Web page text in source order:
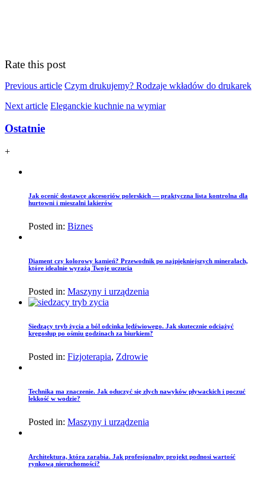
Rate this post
Previous article Czym drukujemy? Rodzaje wkładów do drukarek
Next article Eleganckie kuchnie na wymiar
Ostatnie
+
Jak ocenić dostawcę akcesoriów polerskich — praktyczna lista kontrolna dla
hurtowni i mieszalni lakierów
Posted in: Biznes
Diament czy kolorowy kamień? Przewodnik po najpiękniejszych minerałach,
które idealnie wyrażą Twoje uczucia
Posted in: Maszyny i urządzenia
Siedzący tryb życia a ból odcinka lędźwiowego. Jak skutecznie odciążyć
kręgosłup po ośmiu godzinach za biurkiem?
Posted in: Fizjoterapia, Zdrowie
Technika ma znaczenie. Jak oduczyć się złych nawyków pływackich i poczuć
lekkość w wodzie?
Posted in: Maszyny i urządzenia
Architektura, która zarabia. Jak profesjonalny projekt podnosi wartość
rynkową nieruchomości?